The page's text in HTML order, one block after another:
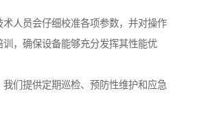
术人员会仔细校准各项参数，并对操作
训，确保设备能够充分发挥其性能优
我们提供定期巡检、预防性维护和应急